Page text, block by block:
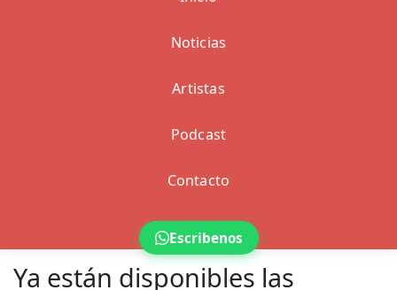
Noticias
Artistas
Podcast
Contacto
Escribenos
Ya están disponibles las